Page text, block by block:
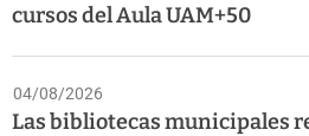
cursos del Aula UAM+50
04/08/2026
Las bibliotecas municipales